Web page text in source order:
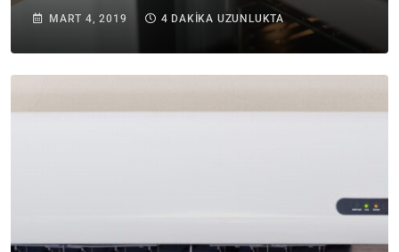
MART 4, 2019 4 DAKIKA UZUNLUKTA